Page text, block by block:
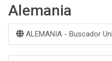
Alemania
ALEMANIA - Buscador